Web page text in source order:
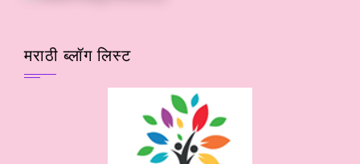
मराठी ब्लॉग लिस्ट